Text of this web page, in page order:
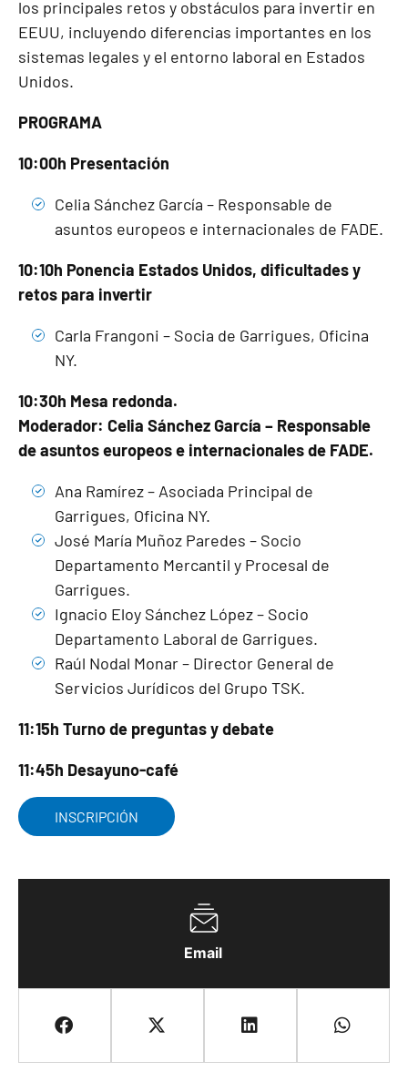
Email
los principales retos y obstáculos para invertir en
EEUU, incluyendo diferencias importantes en los
sistemas legales y el entorno laboral en Estados
Unidos.
PROGRAMA
10:00h Presentación
Celia Sánchez García – Responsable de
asuntos europeos e internacionales de FADE.
10:10h Ponencia Estados Unidos, dificultades y
retos para invertir
Carla Frangoni – Socia de Garrigues, Oficina
NY.
10:30h Mesa redonda.
Moderador: Celia Sánchez García – Responsable
de asuntos europeos e internacionales de FADE.
Ana Ramírez – Asociada Principal de
Garrigues, Oficina NY.
José María Muñoz Paredes – Socio
Departamento Mercantil y Procesal de
Garrigues.
Ignacio Eloy Sánchez López – Socio
Departamento Laboral de Garrigues.
Raúl Nodal Monar – Director General de
Servicios Jurídicos del Grupo TSK.
11:15h Turno de preguntas y debate
11:45h Desayuno-café
INSCRIPCIÓN